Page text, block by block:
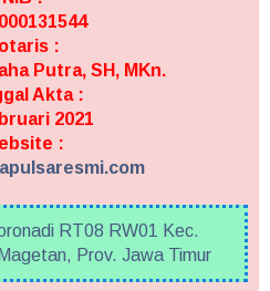
:
Putra, SH, MKn.
Akta :
2021
:
RT08 RW01 Kec.
Prov. Jawa Timur